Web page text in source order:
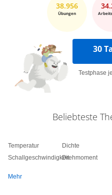
38.956
Übungen
30
Testphase
Beliebteste
Temperatur
Schallgeschwindigkeit
Dichte
Drehmoment
Mehr